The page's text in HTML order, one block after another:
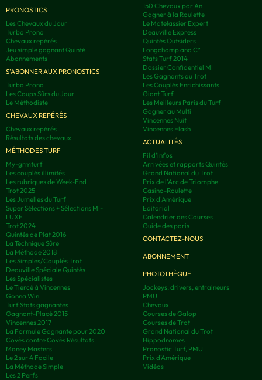
PRONOSTICS
Les Chevaux du Jour
Turbo Prono
Chevaux repérés
Jeu simple gagnant Quinté
Abonnements
S'ABONNER AUX PRONOSTICS
Turbo Prono
Les Coups Sûrs du Jour
Le Méthodiste
CHEVAUX REPÉRÉS
Chevaux repérés
Résultats des chevaux
MÉTHODES TURF
My-grmturf
Les couplés illimités
Les rubriques de Week-End
Trot 2025
Les Jumelles du Turf
Super Sélections + Sélections MI-
LUXE
Trot 2024
Quintés de Plat 2016
La Technique Sûre
La Méthode 2018
Les Simples/Couplés Trot
Deauville Spéciale Quintés
Les Spécialistes
Le Tiercé à Vincennes
Gonna Win
Turf Stats gagnantes
Gagnant-Placé 2015
Vincennes 2017
La Formule Gagnante pour 2020
Covès contre Covès Résultats
Money Masters
Le 2 sur 4 Facile
La Méthode Simple
Les 2 Perfs
150 Chevaux par An
Gagner à la Roulette
Le Matelassier Expert
Deauville Express
Quintés Outsiders
Longchamp and C°
Stats Turf 2014
Dossier Confidentiel MI
Les Gagnants au Trot
Les Couplés Enrichissants
Giant Turf
Les Meilleurs Paris du Turf
Gagner au Multi
Vincennes Nuit
Vincennes Flash
ACTUALITÉS
Fil d'infos
Arrivées et rapports Quintés
Grand National du Trot
Prix de l'Arc de Triomphe
Casino-Roulette
Prix d'Amérique
Editorial
Calendrier des Courses
Guide des paris
CONTACTEZ-NOUS
ABONNEMENT
PHOTOTHÈQUE
Jockeys, drivers, entraineurs
PMU
Chevaux
Courses de Galop
Courses de Trot
Grand National du Trot
Hippodromes
Pronostic Turf, PMU
Prix d’Amérique
Vidéos